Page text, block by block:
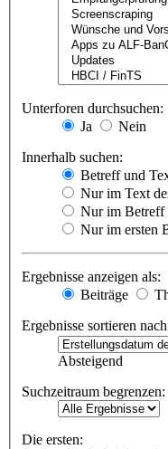
Unterforen durchsuchen:
Ja
Nein
Innerhalb suchen:
Betreff und
Nur im Text
Nur im Betreff
Nur im ersten
Ergebnisse anzeigen als:
Beiträge
Ergebnisse sortieren
Absteigend
Suchzeitraum begrenzen:
Die ersten: